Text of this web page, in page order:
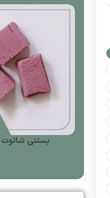
بستنی شاتوت 1 کیلویی